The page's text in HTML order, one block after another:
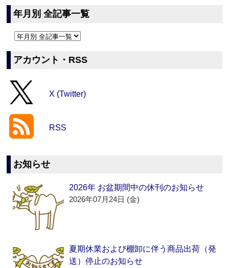
年月別 全記事一覧
アカウント・RSS
X (Twitter)
RSS
お知らせ
2026年 お盆期間中の休刊のお知らせ
2026年07月24日 (金)
夏期休業および棚卸に伴う商品出荷（発
送）停止のお知らせ